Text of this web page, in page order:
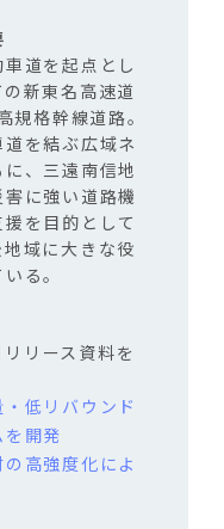
道を起点とし
新東名高速道
格幹線道路。
を結ぶ広域ネ
、三遠南信地
に強い道路機
を目的として
域に大きな役
る。
リース資料を
低リバウンド
開発
高強度化によ